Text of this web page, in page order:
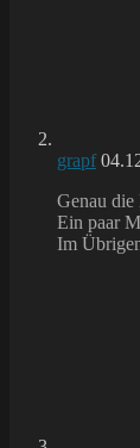
grapf
Genau die
Ein paar
Im